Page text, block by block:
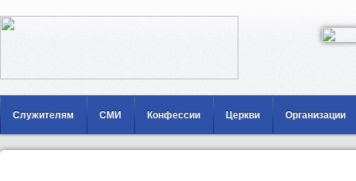
Служителям СМИ Конфессии Церкви Организации